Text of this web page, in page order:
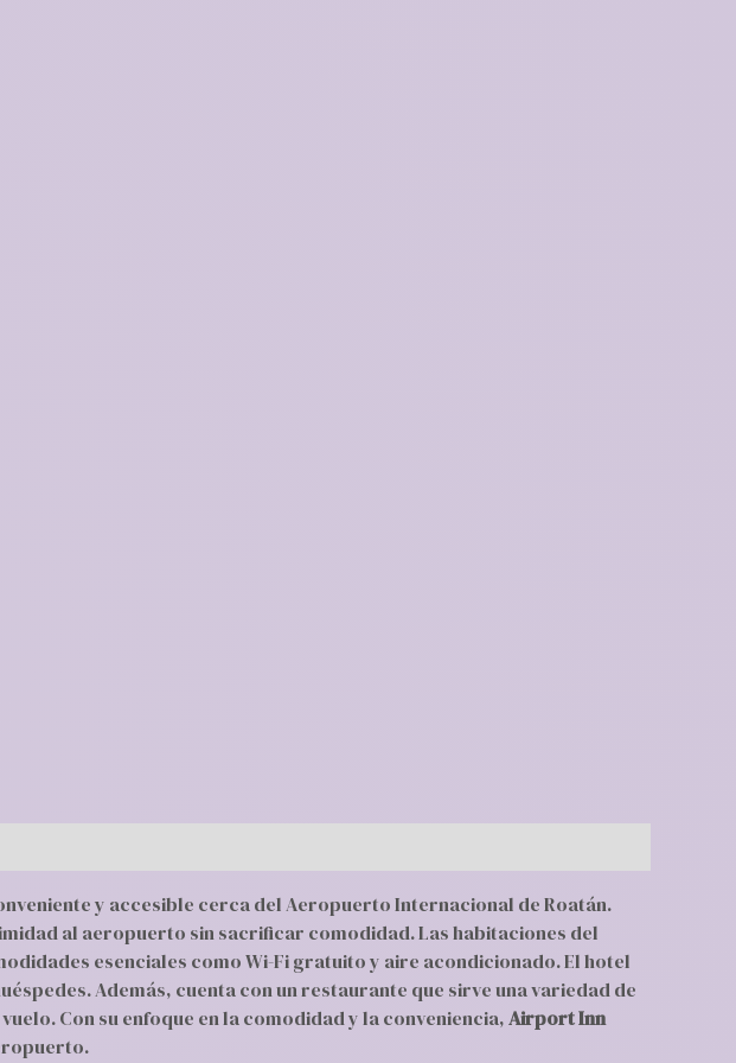
y accesible cerca del Aeropuerto Internacional de Roatán.
al aeropuerto sin sacrificar comodidad. Las habitaciones del
esenciales como Wi-Fi gratuito y aire acondicionado. El hotel
Además, cuenta con un restaurante que sirve una variedad de
Con su enfoque en la comodidad y la conveniencia,Airport Inn